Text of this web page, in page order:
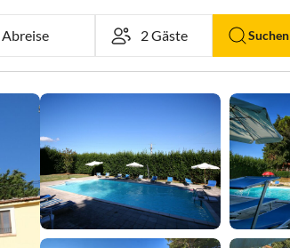
Suchen